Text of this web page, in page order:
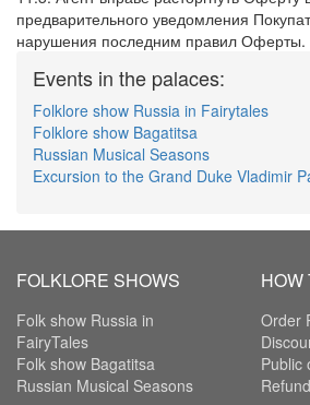
предварительного уведомления
нарушения последним правил Оферты.
Events in the palaces:
Folklore show Russia in Fairytales
Folklore show Bagatitsa
Russian Musical Seasons
Excursion to the Grand Duke Vladimir
FOLKLORE SHOWS
Folk show Russia in
FairyTales
Folk show Bagatitsa
Russian Musical Seasons
HOW
Order
Public